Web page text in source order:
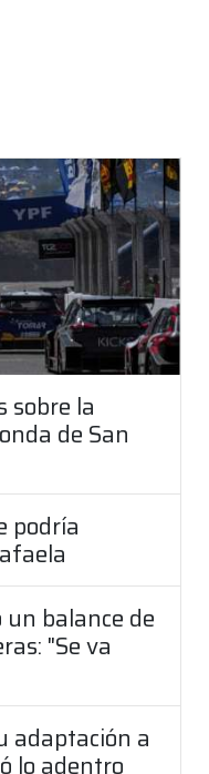
sobre la
de San
podría
balance de
"Se va
adaptación a
lo adentro